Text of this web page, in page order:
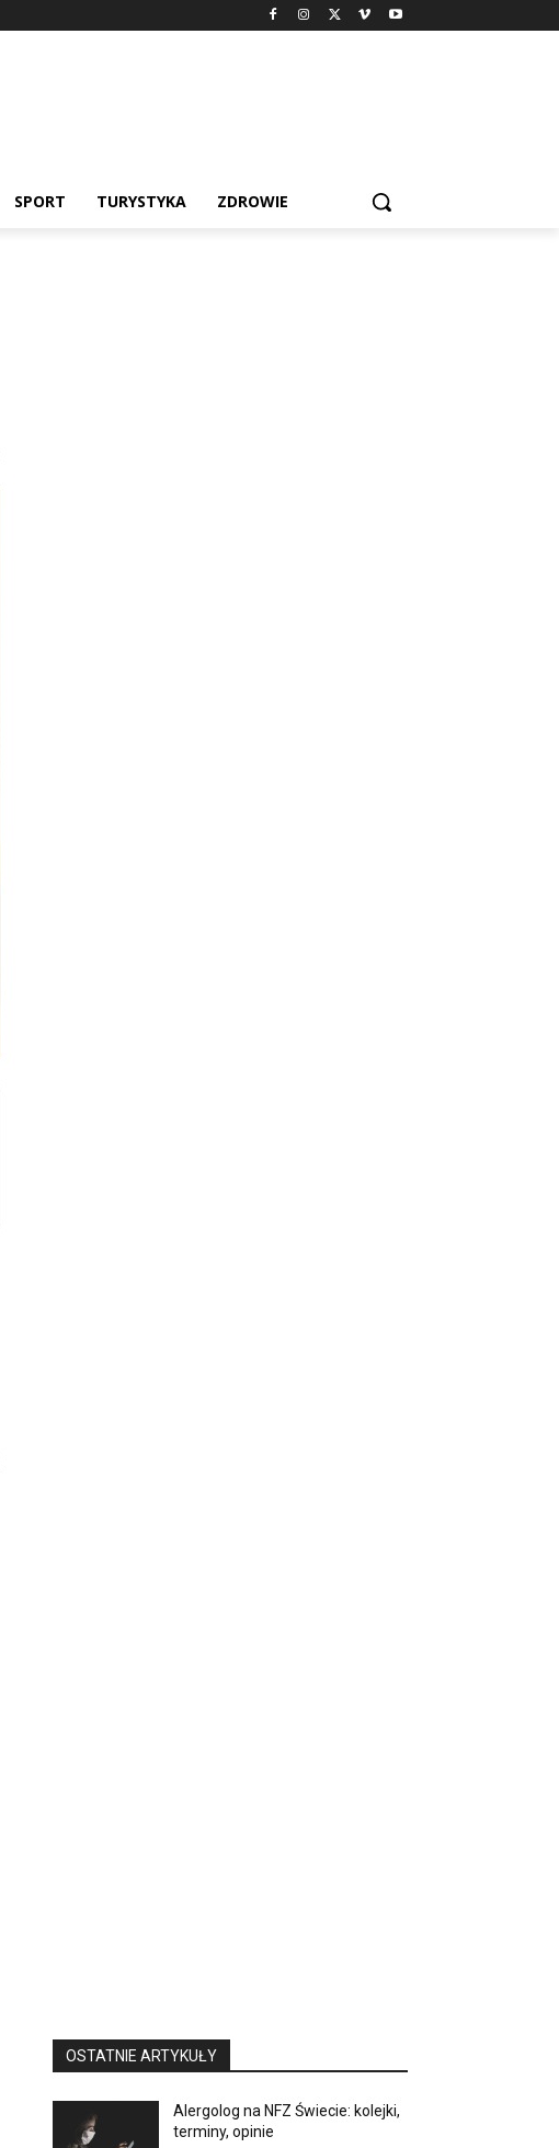
SPORT TURYSTYKA ZDROWIE
OSTATNIE ARTYKUŁY
Alergolog na NFZ Świecie: kolejki,
terminy, opinie